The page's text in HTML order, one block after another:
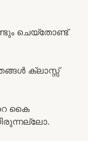
ചെയ്തോണ്ട്
ക്ലാസ്സ്‌
കൈ